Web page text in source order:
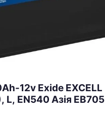
12v Exide EXCELL
EN540 Азія EB705